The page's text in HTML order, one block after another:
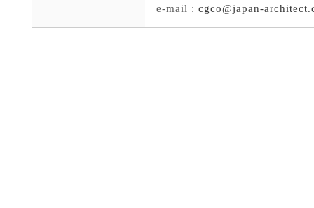
e-mail :cgco@japan-